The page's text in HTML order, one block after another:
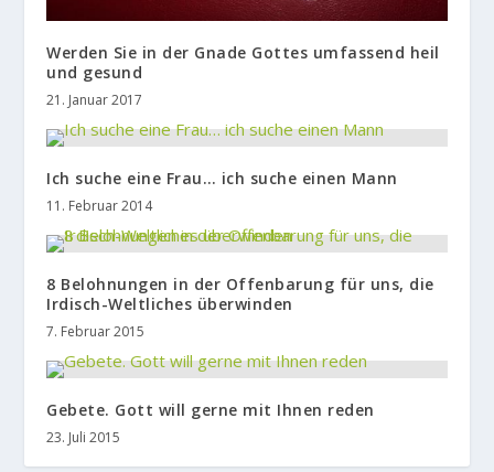
Werden Sie in der Gnade Gottes umfassend heil
und gesund
21. Januar 2017
Ich suche eine Frau… ich suche einen Mann
11. Februar 2014
8 Belohnungen in der Offenbarung für uns, die
Irdisch-Weltliches überwinden
7. Februar 2015
Gebete. Gott will gerne mit Ihnen reden
23. Juli 2015